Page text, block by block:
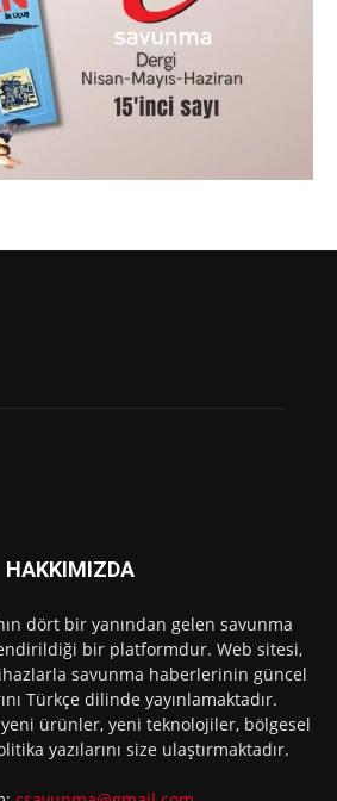
HAKKIMIZDA
dört bir yanından gelen savunma
bir platformdur. Web sitesi,
savunma haberlerinin güncel
Türkçe dilinde yayınlamaktadır.
ürünler, yeni teknolojiler, bölgesel
yazılarını size ulaştırmaktadır.